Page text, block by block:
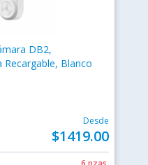
DB2,
Blanco
Desde
$1419.00